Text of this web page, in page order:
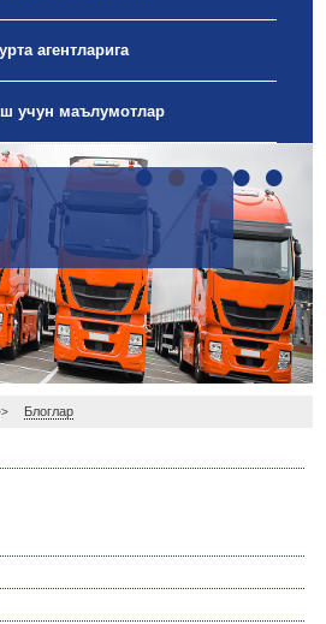
агентларига
учун маълумотлар
•••••
Блоглар